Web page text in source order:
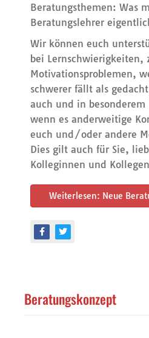
Beratungsthemen: Was
Beratungslehrer
Wir können euch
bei Lernschwierigkeiten,
Motivationsproblemen,
schwerer fällt als
auch und in
wenn es anderweitige
euch und/oder andere
Dies gilt auch für Sie,
Kolleginnen und
Weiterlesen: Neue
Beratungskonzept